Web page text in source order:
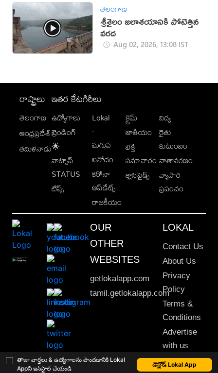
తాజా వార్తలు & ఉద్యోగాలను పొందడానికి Lokal
Appని ఇన్‌స్టాల్ చేయండి
డౌన్లోడ్ Lokal App
తెలంగాణ
శ్రీశైలం జలాశయానికి పోటెత్తిన
వరద
Aug 02, 2026, 13:08 IST
రాష్ట్రాలు
తెలంగాణ
ఆంధ్రప్రదేశ్
తమిళనాడు
ఇతర కేటగిరీలు
ఉద్యోగాలు
ట్రెండింగ్
🌟
వాట్సాప్
STATUS
టిప్స్
Lokal
-
మగువ
వినోదం
కరోనా
అప్‌డేట్స్
రాజకీయం
క్రైమ్
జాతీయం
భక్తి
సమాచారం
క్లాసిఫైడ్స్
విద్య
రైతు
కుటుంబం
వాతావరణం
వ్యాపార
ప్రపంచం
OUR
OTHER
WEBSITES
getlokalapp.com
tamil.getlokalapp.com
LOKAL
Contact Us
About Us
Privacy
Policy
Terms &
Conditions
Advertise
with us
Sitemap
This material may not be published, transmitted, rewritten or redistributed. © 2020 Lokal App. All rights reserved.